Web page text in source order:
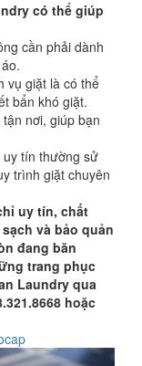
có thể giúp
cần phải dành
vụ giặt là có thể
bẩn khó giặt.
nơi, giúp bạn
uy tín thường sử
trình giặt chuyên
uy tín, chất
và bảo quản
đang băn
trang phục
Laundry qua
hoặc